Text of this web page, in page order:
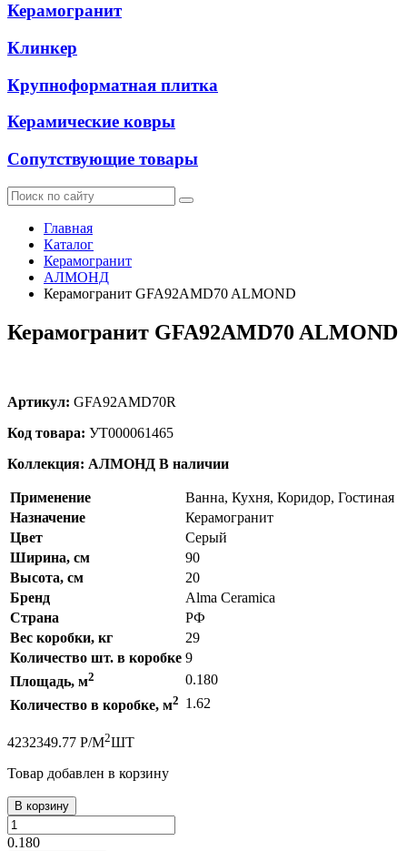
Керамогранит
Клинкер
Крупноформатная плитка
Керамические ковры
Сопутствующие товары
Главная
Каталог
Керамогранит
АЛМОНД
Керамогранит GFA92AMD70 ALMOND
Керамогранит GFA92AMD70 ALMOND
Артикул: GFA92AMD70R
Код товара: УТ000061465
Коллекция: АЛМОНД В наличии
Применение
Ванна, Кухня, Коридор, Гостиная
Назначение
Керамогранит
Цвет
Серый
Ширина, см
90
Высота, см
20
Бренд
Alma Ceramica
Страна
РФ
Вес коробки, кг
29
Количество шт. в коробке 9
Площадь, м2
0.180
Количество в коробке, м2 1.62
4232349.77 Р/М2ШТ
Товар добавлен в корзину
В корзину
0.180